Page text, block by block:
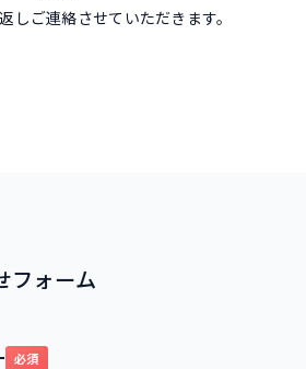
しご連絡させていただきます。
フォーム
必須